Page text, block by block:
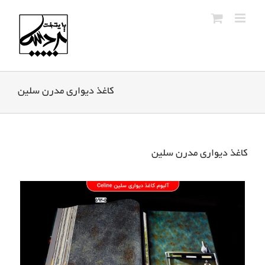
کاغذ دیواری مدرن سلین
کاغذ دیواری مدرن سلین